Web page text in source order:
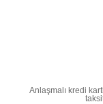
Anlaşmalı kredi